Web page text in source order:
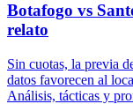
Botafogo vs
relato
Sin cuotas, la previa
datos favorecen al
Análisis, tácticas y